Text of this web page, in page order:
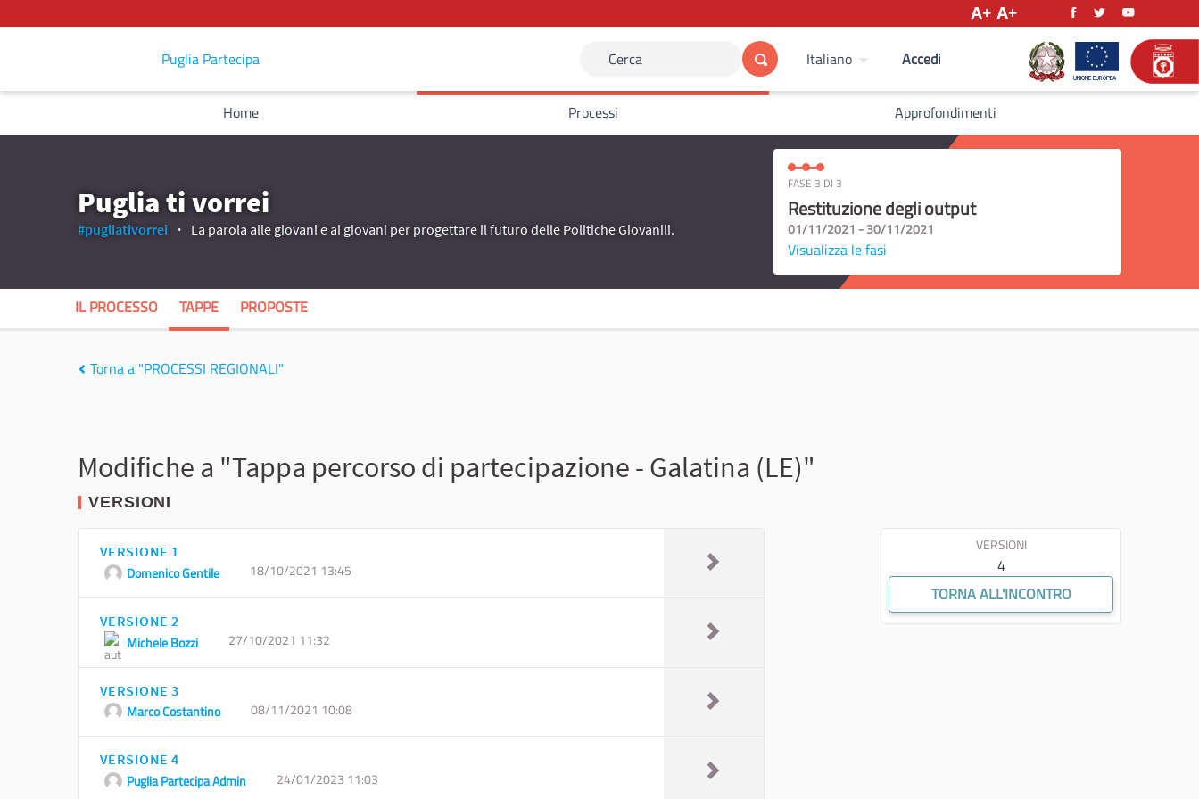
Puglia Partecipa Cerca Italiano Accedi
Home Processi Approfondimenti
Puglia ti vorrei
#pugliativorrei La parola alle giovani e ai giovani per progettare il futuro delle Politiche Giovanili.
FASE 3 DI 3
Restituzione degli output
01/11/2021 - 30/11/2021
Visualizza le fasi
IL PROCESSO TAPPE PROPOSTE
Torna a "PROCESSI REGIONALI"
Modifiche a "Tappa percorso di partecipazione - Galatina (LE)"
VERSIONI
VERSIONE 1
Domenico Gentile 18/10/2021 13:45
VERSIONE 2
Michele Bozzi 27/10/2021 11:32
VERSIONE 3
Marco Costantino 08/11/2021 10:08
VERSIONE 4
Puglia Partecipa Admin 24/01/2023 11:03
VERSIONI
4
TORNA ALL'INCONTRO